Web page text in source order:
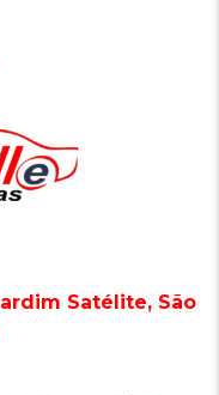
Satélite, São